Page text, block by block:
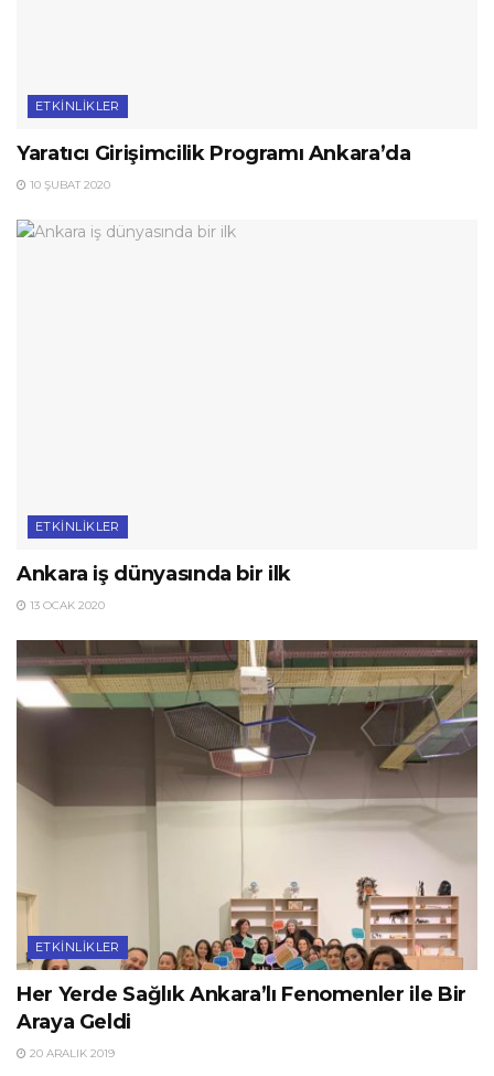
ETKINLIKLER
Yaratıcı Girişimcilik Programı Ankara’da
10 ŞUBAT 2020
ETKINLIKLER
Ankara iş dünyasında bir ilk
13 OCAK 2020
ETKINLIKLER
Her Yerde Sağlık Ankara’lı Fenomenler ile Bir
Araya Geldi
20 ARALIK 2019